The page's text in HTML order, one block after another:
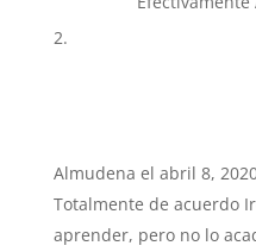
Almudena el abril 8,
Totalmente de acuerdo
aprender, pero no lo